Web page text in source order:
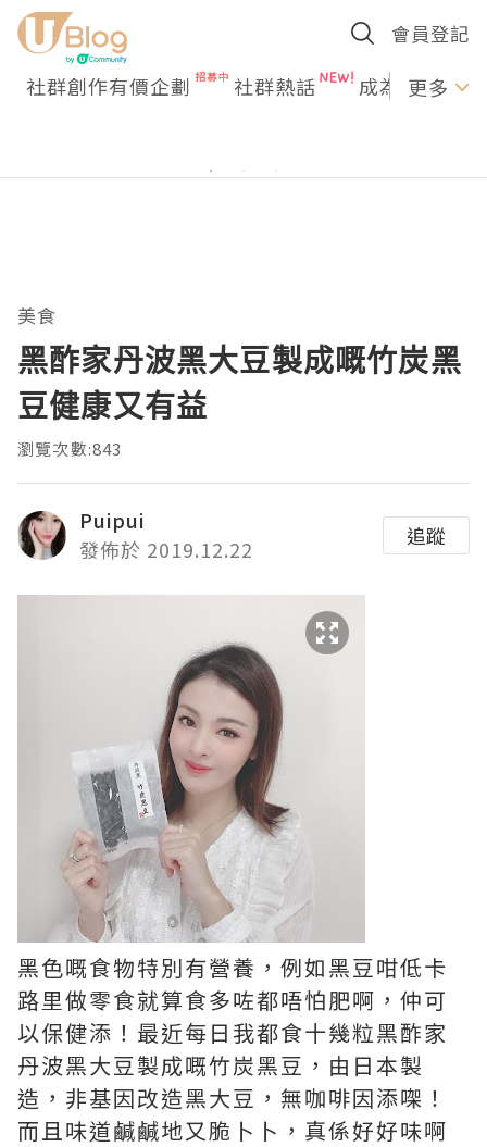
會員登記
社群創作有價企劃 社群熱話 成為U更多
美食
黑酢家丹波黑大豆製成嘅竹炭黑
豆健康又有益
瀏覽次數:843
Puipui
發佈於 2019.12.22
追蹤
黑色嘅食物特別有營養，例如黑豆咁低卡
路里做零食就算食多咗都唔怕肥啊，仲可
以保健添！最近每日我都食十幾粒黑酢家
丹波黑大豆製成嘅竹炭黑豆，由日本製
造，非基因改造黑大豆，無咖啡因添㗎！
而且味道鹹鹹地又脆卜卜，真係好好味啊